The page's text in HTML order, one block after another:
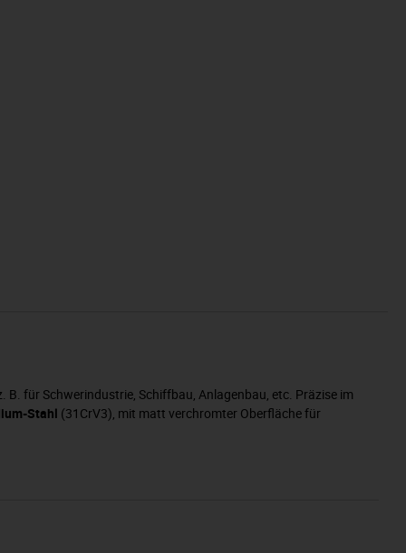
B. für Schwerindustrie, Schiffbau, Anlagenbau, etc. Präzise im
Stahl (31CrV3), mit matt verchromter Oberfläche für